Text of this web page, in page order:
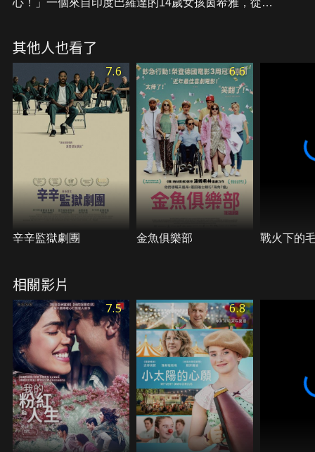
心！」一個來自印度巴羅達的14歲女孩茵希雅，從小
在課業上。當她以蒙面歌手之姿，偷偷將自彈自唱的
作品上傳到網路，只聞其聲不見其人，她的好聲音讓
一夕爆紅，成為網友們茶餘飯後的熱門話題。此時，
她與印度最強音樂人沙克帝庫馬爾的意外相遇，將從
此改變她以及被她歌聲所感動的每一個人的生命。
其他人也看了
7.6
辛辛監獄劇團
6.6
金魚俱樂部 戰火下的
相關影片
7.5 6.8